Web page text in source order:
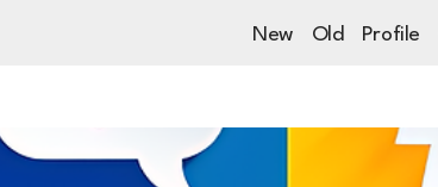
New Old Profile